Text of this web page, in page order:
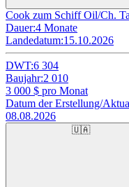
Cook zum Schiff Oil/Ch.
Dauer:4 Monate
Landedatum:15.10.2026
DWT:6 304
Baujahr:2 010
3 000 $ pro Monat
Datum der Erstellung/
08.08.2026
🇺🇦